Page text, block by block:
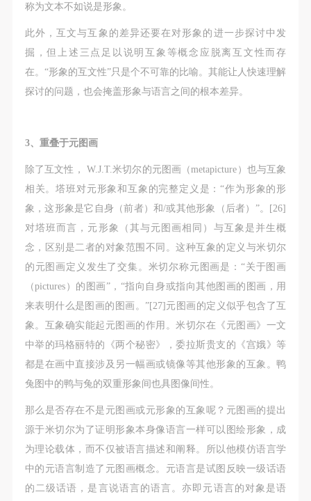
称为文本不如说是形象。
此外，互文与互象的差异还要在对形象的进一步探讨中发
掘，但上述三点足以说明互象等概念应脱离互文性而存
在。“形象的互文性”只是个不可靠的比喻。其能让人快速理解
探讨的问题，也会掩盖形象与语言之间的根本差异。
3、重叠于元图画
除了互文性， W.J.T.米切尔的元图画（metapicture）也与互象
相关。塔班对元形象和互象的完整定义是：“作为形象的形
象，这形象是它自身（前者）和/或其他形象（后者）”。[26]
对塔班而言，元形象（其与元图画相同）与互象是并生概
念，区别是二者的对象范围不同。这种互象的定义与米切尔
的元图画定义发生了交集。米切尔称元图画是：“关于图画
（pictures）的图画”，“指向自身或指向其他图画的图画，用
来表明什么是图画的图画。”[27]元图画的定义似乎包含了互
象。互象确实能起元图画的作用。米切尔在《元图画》一文
中举的玛格丽特的《两个秘密》，委拉斯贵支的《宫娥》等
都是在画中直接涉及另一幅画或镜像等其他形象的互象。鸭
兔图中的鸭与兔的双重形象间也具图像间性。
那么是否存在不是元图画或元形象的互象呢？元图画的提出
源于米切尔为了证明形象本身像语言一样可以图绘形象，成
为理论载体，而不仅被语言描述和阐释。所以他模仿语言学
中的元语言制造了元图画概念。元语言是试图反映一级话语
的二级话语，是言说语言的语言。亦即元语言的对象是语